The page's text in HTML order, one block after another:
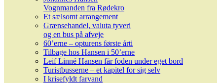
Vognmanden fra Rødekro
Et sælsomt arrangement
Grænsehandel, valuta tyveri
og en bus på afveje
60’erne – opturens første årti
Tilbage hos Hansen i 50’erne
Leif Linné Hansen får foden under eget bord
Turistbusserne – et kapitel for sig selv
I krisefyldt farvand